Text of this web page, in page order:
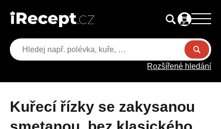
Rozšířené hledání
Kuřecí řízky se zakysanou